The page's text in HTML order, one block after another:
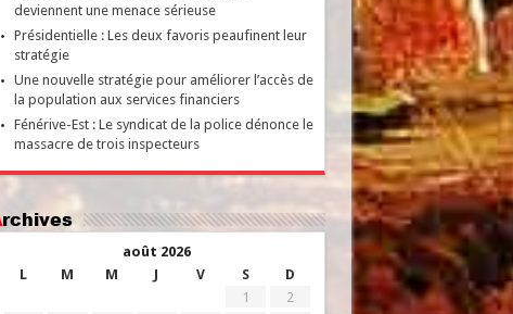
deviennent une menace sérieuse
Présidentielle : Les deux favoris peaufinent leur
stratégie
Une nouvelle stratégie pour améliorer l’accès de
la population aux services financiers
Fénérive-Est : Le syndicat de la police dénonce le
massacre de trois inspecteurs
Archives
août 2026
L
M M J V S D
1
2